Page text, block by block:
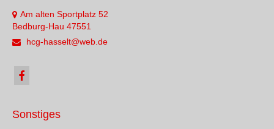
Am alten Sportplatz 52
Bedburg-Hau 47551
hcg-hasselt@web.de
Sonstiges